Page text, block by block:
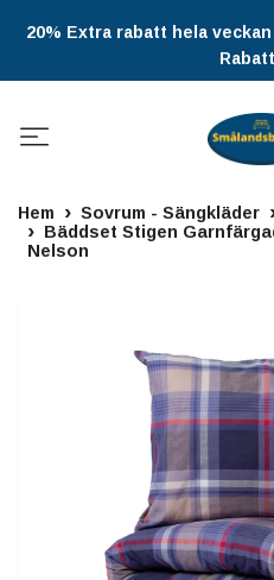
20% Extra rabatt hela
Hem Sovrum - Sängkläder
Bäddset Stigen
Nelson